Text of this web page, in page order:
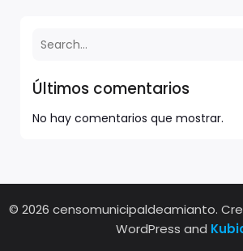
Últimos comentarios
No hay comentarios que mostrar.
© 2026 censomunicipaldeamianto.
WordPress and